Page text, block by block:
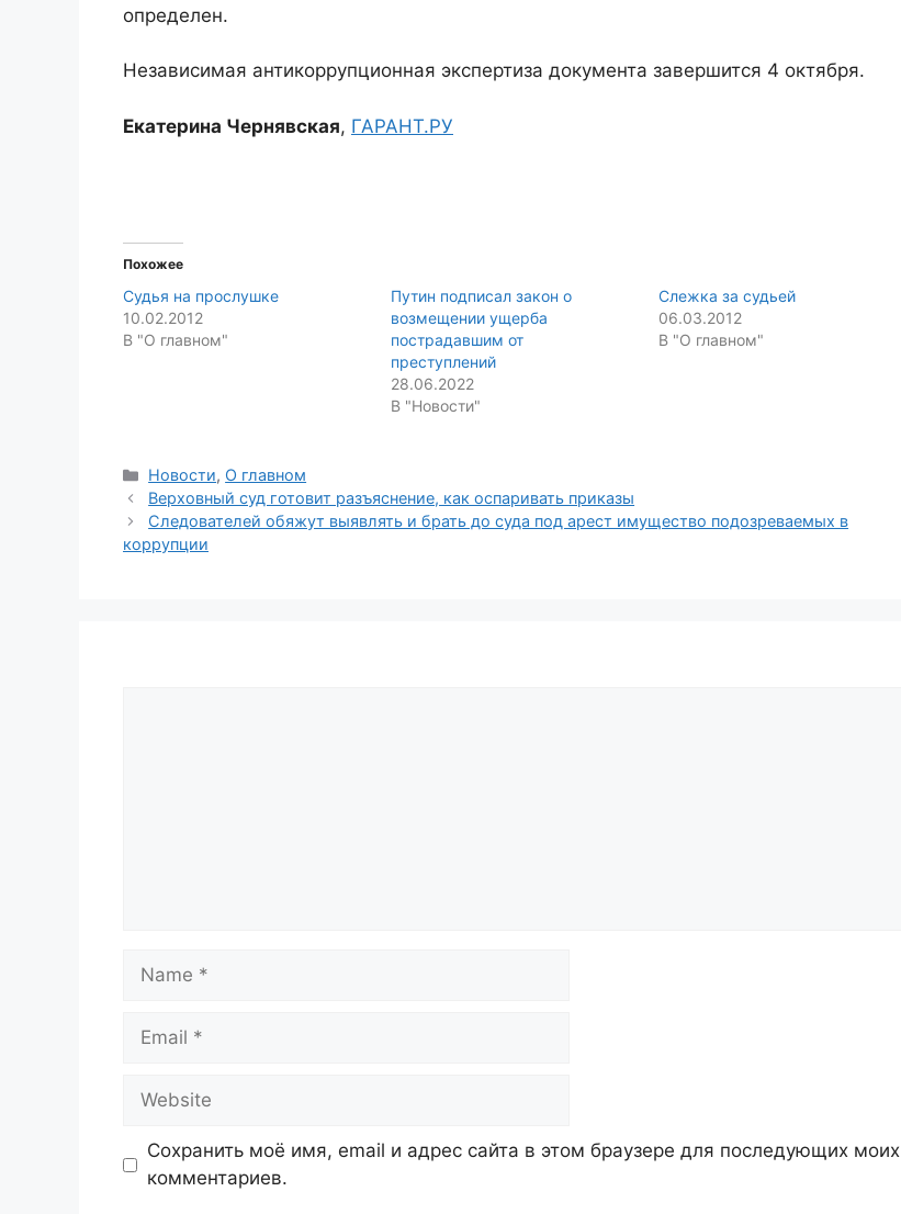
определен.
Независимая антикоррупционная экспертиза документа завершится 4 октября.
Екатерина Чернявская, ГАРАНТ.РУ
Похожее
Cудья на прослушке
10.02.2012
В "О главном"
Путин подписал закон о
возмещении ущерба
пострадавшим от
преступлений
28.06.2022
В "Новости"
Слежка за судьей
06.03.2012
В "О главном"
Categories
Новости, О главном
Верховный суд готовит разъяснение, как оспаривать приказы
Следователей обяжут выявлять и брать до суда под арест имущество подозреваемых в
коррупции
Name
Email
Website
Сохранить моё имя, email и адрес сайта в этом браузере для последующих моих
комментариев.